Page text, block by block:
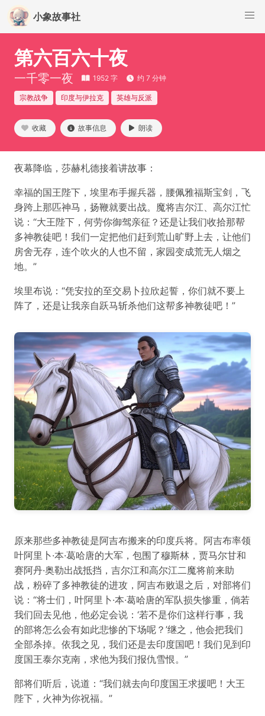
小象故事社
第六百六十夜
一千零一夜 1952 字 约 7 分钟
宗教战争 印度与伊拉克 英雄与反派
收藏 故事信息 朗读
夜幕降临，莎赫札德接着讲故事：
幸福的国王陛下，埃里布手握兵器，腰佩雅福斯宝剑，飞
身跨上那匹神马，扬鞭就要出战。魔将吉尔江、高尔江忙
说：“大王陛下，何劳你御驾亲征？还是让我们收拾那帮
多神教徒吧！我们一定把他们赶到荒山旷野上去，让他们
房舍无存，连个吹火的人也不留，家园变成荒无人烟之
地。”
埃里布说：“凭安拉的至交易卜拉欣起誓，你们就不要上
阵了，还是让我亲自跃马斩杀他们这帮多神教徒吧！”
原来那些多神教徒是阿吉布搬来的印度兵将。阿吉布率领
叶阿里卜·本·葛哈唐的大军，包围了穆斯林，贾马尔甘和
赛阿丹·奥勒出战抵挡，吉尔江和高尔江二魔将前来助
战，粉碎了多神教徒的进攻，阿吉布败退之后，对部将们
说：“将士们，叶阿里卜·本·葛哈唐的军队损失惨重，倘若
我们回去见他，他必定会说：‘若不是你们这样行事，我
的部将怎么会有如此悲惨的下场呢？’继之，他会把我们
全部杀掉。依我之见，我们还是去印度国吧！我们见到印
度国王泰尔克南，求他为我们报仇雪恨。”
部将们听后，说道：“我们就去向印度国王求援吧！大王
陛下，火神为你祝福。”